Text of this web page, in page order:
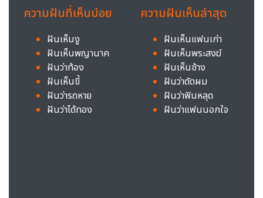
ความฝันที่เห็นบ่อย
ฝันเห็นงู
ฝันเห็นพญานาค
ฝันว่าท้อง
ฝันเห็นขี้
ฝันว่ารถหาย
ฝันว่าได้ทอง
ความฝันเห็นล่าสุด
ฝันเห็นแฟนเก่า
ฝันเห็นพระสงฆ์
ฝันเห็นช้าง
ฝันว่าตัดผม
ฝันว่าฟันหลุด
ฝันว่าแฟนนอกใจ